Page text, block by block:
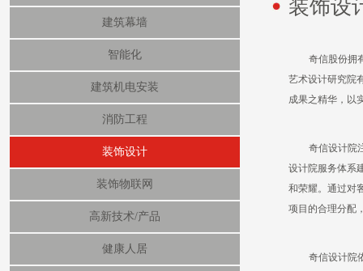
建筑幕墙
智能化
建筑机电安装
消防工程
装饰设计
装饰物联网
高新技术/产品
健康人居
装饰设
奇信股份拥
艺术设计研究院
成果之精华，以
奇信设计院
设计院服务体系
和荣耀。通过对
项目的合理分配
奇信设计院